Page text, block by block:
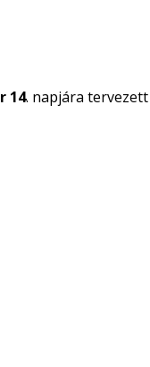
14. napjára